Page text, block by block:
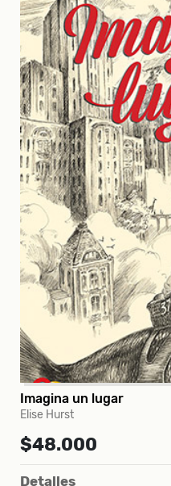
Imagina un lugar
Elise Hurst
$48.000
Detalles